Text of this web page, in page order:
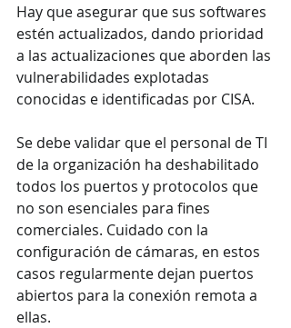
Hay que asegurar que sus softwares
estén actualizados, dando prioridad
a las actualizaciones que aborden las
vulnerabilidades explotadas
conocidas e identificadas por CISA.
Se debe validar que el personal de TI
de la organización ha deshabilitado
todos los puertos y protocolos que
no son esenciales para fines
comerciales. Cuidado con la
configuración de cámaras, en estos
casos regularmente dejan puertos
abiertos para la conexión remota a
ellas.